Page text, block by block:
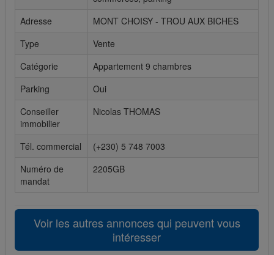
Cookies sociaux
Les cookies sociaux sont utilisés pour afficher les réseaux
avec vos amis.
Adresse
MONT CHOISY - TROU AUX BICHES
Type
Vente
Catégorie
Appartement 9 chambres
Parking
Oui
Conseiller
immobilier
Nicolas THOMAS
Tél. commercial
(+230) 5 748 7003
Numéro de
mandat
2205GB
Voir les autres annonces qui peuvent vous
intéresser